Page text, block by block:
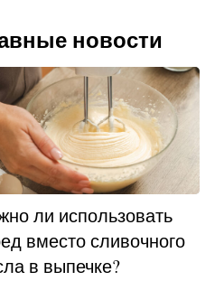
новости
ли использовать
вместо сливочного
в выпечке?